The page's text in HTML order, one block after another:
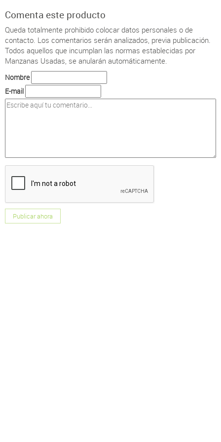
Comenta este producto
Queda totalmente prohibido colocar datos personales o de
contacto. Los comentarios serán analizados, previa publicación.
Todos aquellos que incumplan las normas establecidas por
Manzanas Usadas, se anularán automáticamente.
Nombre
E-mail